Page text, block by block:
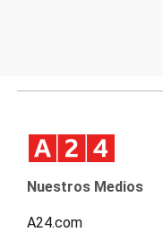
Nuestros Medios
A24.com